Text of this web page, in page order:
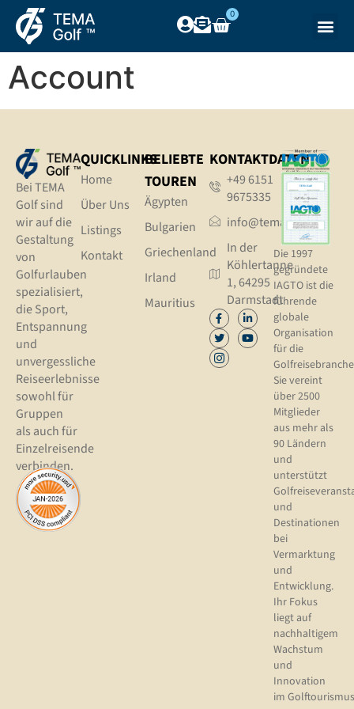
0
Account
Bei TEMA
Golf sind
wir auf die
Gestaltung
von
Golfurlauben
spezialisiert,
die Sport,
Entspannung
und
unvergessliche
Reiseerlebnisse
sowohl für
Gruppen
als auch für
Einzelreisende
verbinden.
QUICKLINKS
Home
Über Uns
Listings
Kontakt
BELIEBTE
TOUREN
Ägypten
Bulgarien
Griechenland
Irland
Mauritius
KONTAKTDATEN
+49 6151
9675335
info@tema.golf
In der
Köhlertanne
1, 64295
Darmstadt
Die 1997
gegründete
IAGTO ist die
führende
globale
Organisation
für die
Sie vereint
über 2500
Mitglieder
aus mehr als
90 Ländern
und
unterstützt
und
Destinationen
bei
Vermarktung
und
Entwicklung.
Ihr Fokus
liegt auf
nachhaltigem
Wachstum
und
Innovation
im